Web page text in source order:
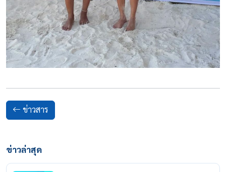
ข่าวสาร
ข่าวล่าสุด